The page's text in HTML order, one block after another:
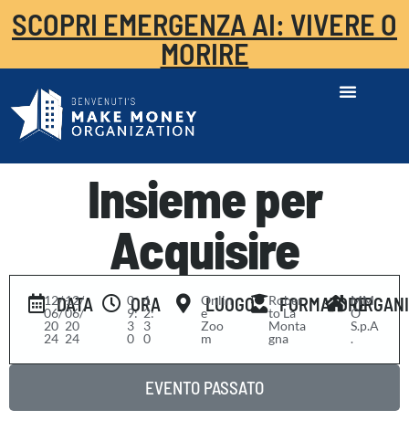
SCOPRI EMERGENZA AI: VIVERE O
MORIRE
Insieme per
Acquisire
DATA
12/
06/
20
24
-12/
06/
20
24
ORA
0
9:
3
0
-1
2:
3
0
LUOGO
Onlin
e
Zoo
m
FORMATORE
Rober
to La
Monta
gna
MM
O
S.p.A
.
EVENTO PASSATO